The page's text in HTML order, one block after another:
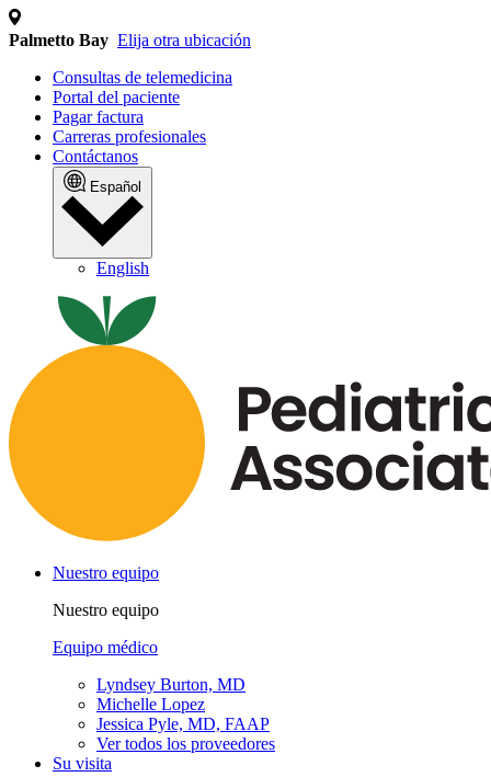
Palmetto Bay Elija otra ubicación
Consultas de telemedicina
Portal del paciente
Pagar factura
Carreras profesionales
Contáctanos
Español
English
Nuestro equipo
Nuestro equipo
Equipo médico
Lyndsey Burton, MD
Michelle Lopez
Jessica Pyle, MD, FAAP
Ver todos los proveedores
Su visita